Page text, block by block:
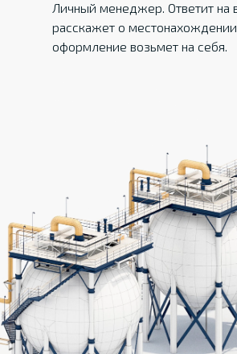
Личный менеджер. Ответит на
расскажет о
оформление возьмет на себя.